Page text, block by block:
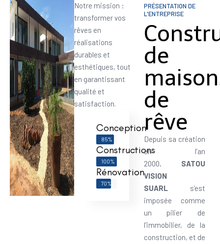
Notre mission :
transformer vos
rêves en
réalisations
durables et
esthétiques, tout
en garantissant
qualité et
satisfaction.
Conception
85%
Constructions
100%
Rénovation
70%
PRÉSENTATION DE
L'ENTREPRISE
de
de
rêve
Depuis sa création
en l’an
2000, SATOU
VISION
SUARLs’est
imposée comme
un pilier de
l’immobilier, de la
construction, et de